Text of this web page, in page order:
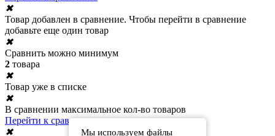
Мы используем файлы
✖
Товар добавлен в сравнение. Чтобы перейти в сравнение
добавьте еще один товар
✖
Сравнить можно минимум
2 товара
✖
Товар уже в списке
✖
В сравнении максимальное кол-во товаров
Перейти к сравнению
✖